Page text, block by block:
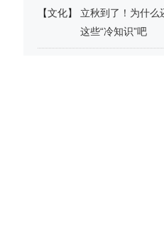
【文化】
立秋到了！为什么
这些“冷知识”吧